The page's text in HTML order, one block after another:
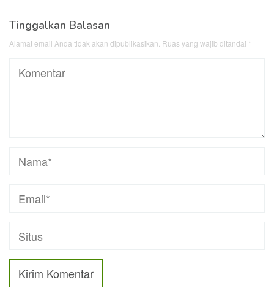
Tinggalkan Balasan
Alamat email Anda tidak akan dipublikasikan. Ruas yang wajib ditandai *